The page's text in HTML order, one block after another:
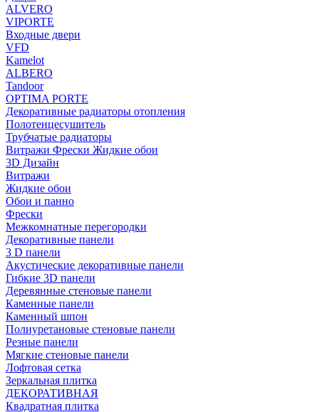
ALVERO
VIPORTE
Входные двери
VFD
Kamelot
ALBERO
Tandoor
OPTIMA PORTE
Декоративные радиаторы отопления
Полотенцесушитель
Трубчатые радиаторы
Витражи Фрески Жидкие обои
3D Дизайн
Витражи
Жидкие обои
Обои и панно
Фрески
Межкомнатные перегородки
Декоративные панели
3 D панели
Акустические декоративные панели
Гибкие 3D панели
Деревянные стеновые панели
Каменные панели
Каменный шпон
Полиуретановые стеновые панели
Резные панели
Мягкие стеновые панели
Лофтовая сетка
Зеркальная плитка
ДЕКОРАТИВНАЯ
Квадратная плитка